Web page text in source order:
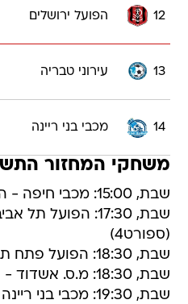
12 הפועל ירושלים
13 עירוני טבריה
14 מכבי בני ריינה
משחקי המחזור
שבת, 15:00: מכבי חיפה - הפועל ירושלים (ספורט4)
שבת, 17:30: הפועל
(ספורט4)
שבת, 18:30: הפועל פתח תקוה - בני סכנין
שבת, 18:30: מ.ס. אשדוד - הפועל חיפה
שבת, 19:30: מכבי